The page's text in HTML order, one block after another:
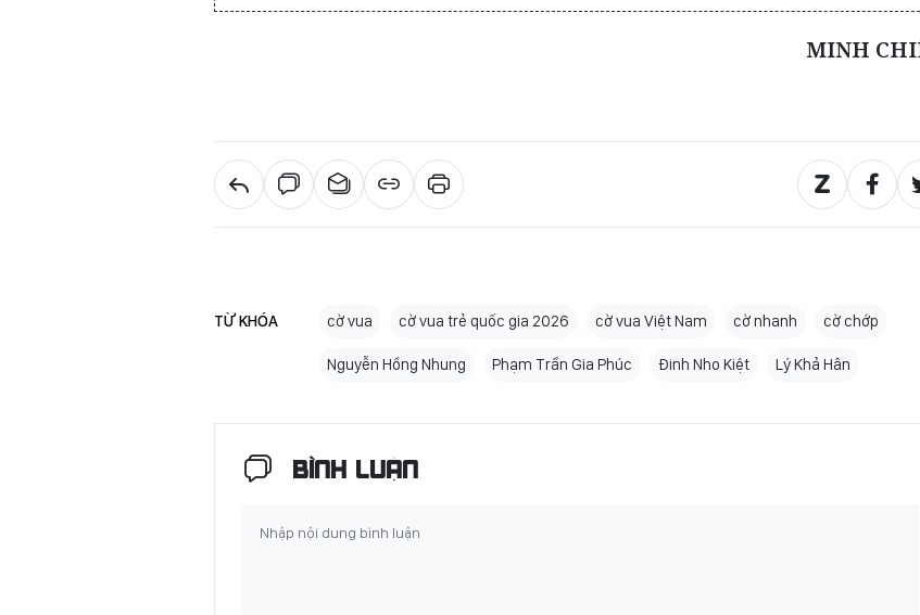
MINH
TỪ KHÓA cờ vua cờ vua trẻ quốc gia 2026 cờ vua Việt Nam cờ nhanh cờ chớp
Nguyễn Hồng Nhung Phạm Trần Gia Phúc Đinh Nho Kiệt Lý Khả Hân
BÌNH LUẬN